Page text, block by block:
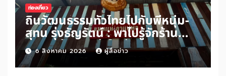
ท่องเที่ยว
ถิ่นวัฒนธรรมทั่วไทยไปกับพี่หนุ่ม-
สุทน รุ่งธัญรัตน์ : พาไปรู้จักร้าน
ขนมแม่กาแฟพ่อในย่านสวนเกษตร
อำเภออัมพวา จังหวัดสมุทรสงคราม
6 สิงหาคม 2026 ผู้สื่อข่าว